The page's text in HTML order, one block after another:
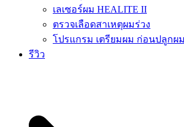
เลเซอร์ผม HEALITE II
ตรวจเลือดสาเหตุผมร่วง
โปรแกรม เตรียมผม ก่อนปลูกผม
รีวิว